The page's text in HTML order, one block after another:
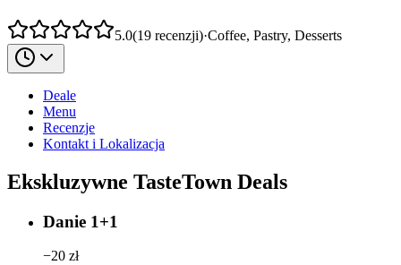
5.0(19 recenzji)·Coffee, Pastry, Desserts
Deale
Menu
Recenzje
Kontakt i Lokalizacja
Ekskluzywne TasteTown Deals
Danie 1+1
−20 zł